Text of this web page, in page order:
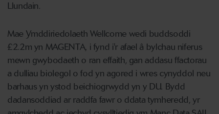
Llundain.
Mae Ymddiriedolaeth Wellcome wedi buddsoddi
£2.2m yn MAGENTA, i fynd i'r afael â bylchau niferus
mewn gwybodaeth o ran effaith, gan addasu ffactorau
a dulliau biolegol o fod yn agored i wres cynyddol neu
barhaus yn ystod beichiogrwydd yn y DU. Bydd
dadansoddiad ar raddfa fawr o ddata tymheredd, yr